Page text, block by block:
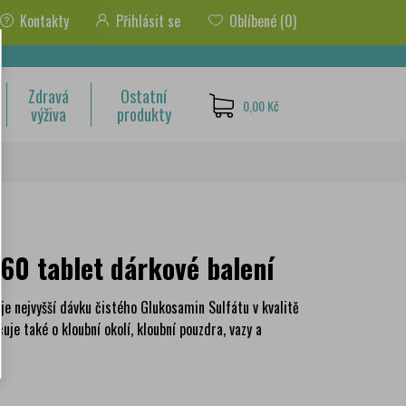
Kontakty Přihlásit se Oblíbené (0)
Zdravá
výživa
Ostatní
produkty 0,00 Kč
tablet dárkové balení
nejvyšší dávku čistého Glukosamin Sulfátu v kvalitě
také o kloubní okolí, kloubní pouzdra, vazy a